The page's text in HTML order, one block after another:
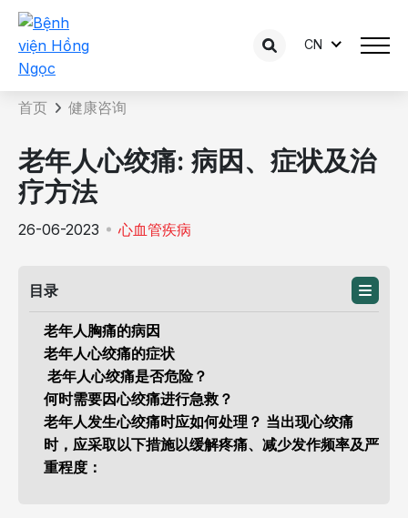
CN
咨询内容详情
首页 健康咨询
老年人心绞痛: 病因、症状及治
疗方法
26-06-2023 心血管疾病
目录
老年人胸痛的病因
老年人心绞痛的症状
老年人心绞痛是否危险？
何时需要因心绞痛进行急救？
老年人发生心绞痛时应如何处理？ 当出现心绞痛
时，应采取以下措施以缓解疼痛、减少发作频率及严
重程度：